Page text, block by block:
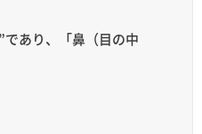
であり、「鼻（目の中